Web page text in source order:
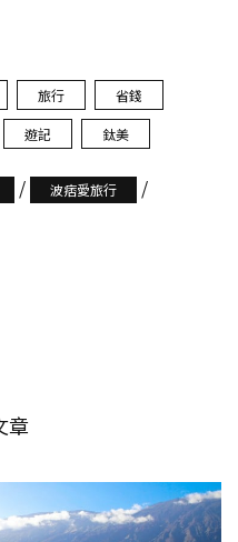
旅行 省錢
遊記 鈦美
/ 波痞愛旅行 /
章